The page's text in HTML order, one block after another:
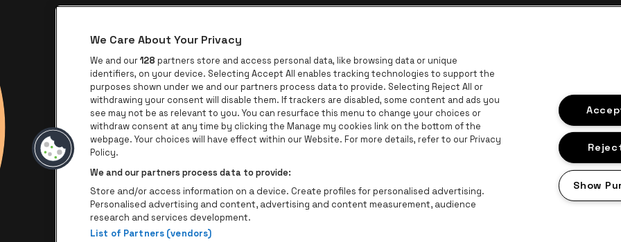
Visitez le site de Lotto
Visitez le site de Europcar
Visitez le site de Jupiler Visitez le site de Coca-Cola
Visitez le site de Le logo Lillet en blanc cassé
Visitez le site de Croky
Visitez le site de Bruzz
Visitez le site de Radio Contact
We Care About Your Privacy
We and our128 partners store and access personal data, like browsing data or unique
identifiers, on your device. Selecting Accept All enables tracking technologies to support the
purposes shown under we and our partners process data to provide. Selecting Reject All or
withdrawing your consent will disable them. If trackers are disabled, some content and ads you
see may not be as relevant to you. You can resurface this menu to change your choices or
withdraw consent at any time by clicking the Manage my cookies link on the bottom of the
webpage. Your choices will have effect within our Website. For more details, refer to our Privacy
Policy.
We and our partners process data to provide:
Store and/or access information on a device. Create profiles for personalised advertising.
Personalised advertising and content, advertising and content measurement, audience
research and services development.
List of Partners (vendors)
Show